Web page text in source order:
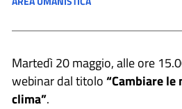
Martedì 20 maggio, alle ore
webinar dal titolo“Cambiare
clima”.